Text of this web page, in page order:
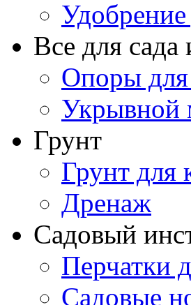
Все для сада
Опоры для
Укрывной
Грунт
Грунт для
Дренаж
Садовый
Перчатки
Садовые